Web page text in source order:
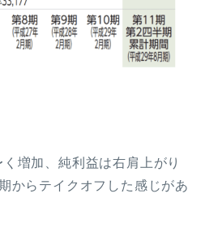
増加、純利益は右肩上がり
からテイクオフした感じがあ